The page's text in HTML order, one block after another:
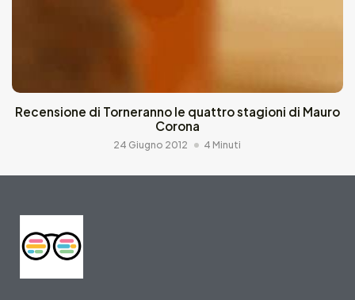
Recensione di Torneranno le quattro stagioni di Mauro
Corona
24 Giugno 2012 4 Minuti